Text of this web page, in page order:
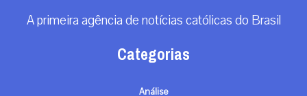
A primeira agência de notícias católicas do Brasil
Categorias
Análise